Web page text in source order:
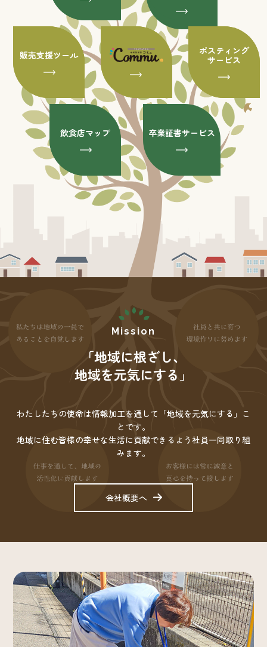
販売支援ツール
ポスティング
サービス
飲食店マップ 卒業証書サービス
「地域に根ざし、
地域を元気にする」
わたしたちの使命は情報加工を通して「地域を元気にする」こ
とです。
地域に住む皆様の幸せな生活に貢献できるよう社員一同取り組
みます。
会社概要へ